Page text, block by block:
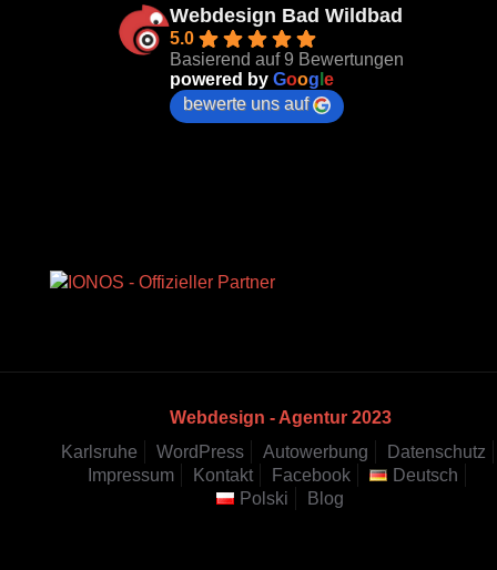
Webdesign Bad Wildbad
5.0
Basierend auf 9 Bewertungen
powered by Goog e
bewerte uns auf
Webdesign - Agentur 2023
Karlsruhe
WordPress Autowerbung
Datenschutz
Impressum
Kontakt Facebook
Deutsch
Polski
Blog